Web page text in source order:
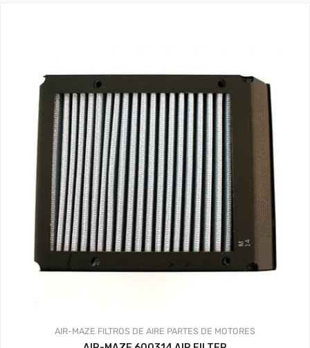
AIR-MAZE FILTROS DE AIRE PARTES DE MOTORES